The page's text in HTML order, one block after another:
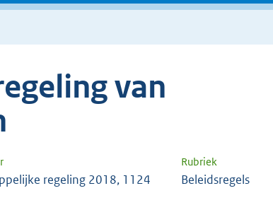
van
Rubriek
regeling 2018, 1124 Beleidsregels